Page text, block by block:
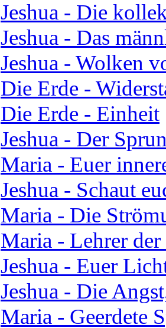
Jeshua - Die
Jeshua - Das
Jeshua - Wolken
Die Erde -
Die Erde - Einheit
Jeshua - Der
Maria - Euer
Jeshua - Schaut
Maria - Die
Maria - Lehrer
Jeshua - Euer
Jeshua - Die
Maria - Geerdete